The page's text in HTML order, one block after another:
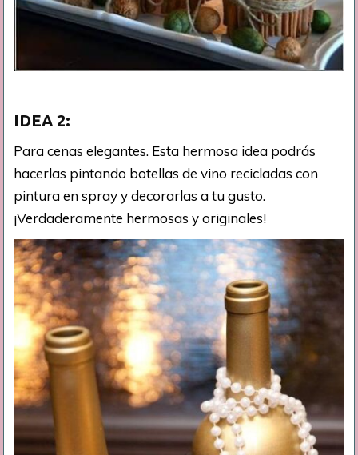
IDEA 2:
Para cenas elegantes. Esta hermosa idea podrás
hacerlas pintando botellas de vino recicladas con
pintura en spray y decorarlas a tu gusto.
¡Verdaderamente hermosas y originales!